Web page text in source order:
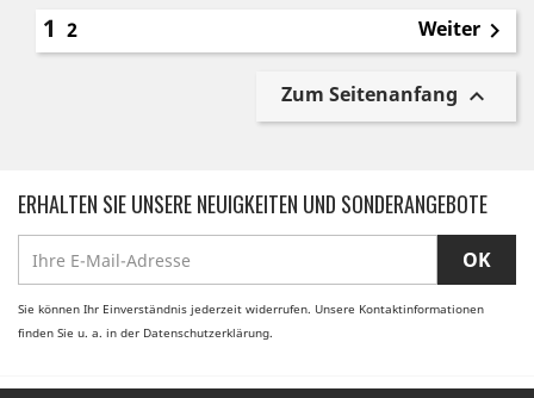
1 2 Weiter 
Zum Seitenanfang 
ERHALTEN SIE UNSERE NEUIGKEITEN UND SONDERANGEBOTE
Sie können Ihr Einverständnis jederzeit widerrufen. Unsere Kontaktinformationen
finden Sie u. a. in der Datenschutzerklärung.